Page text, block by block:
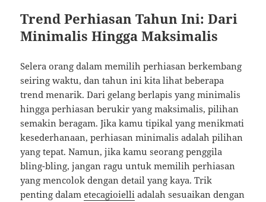
Trend Perhiasan Tahun Ini: Dari
Minimalis Hingga Maksimalis
Selera orang dalam memilih perhiasan berkembang
seiring waktu, dan tahun ini kita lihat beberapa
trend menarik. Dari gelang berlapis yang minimalis
hingga perhiasan berukir yang maksimalis, pilihan
semakin beragam. Jika kamu tipikal yang menikmati
kesederhanaan, perhiasan minimalis adalah pilihan
yang tepat. Namun, jika kamu seorang penggila
bling-bling, jangan ragu untuk memilih perhiasan
yang mencolok dengan detail yang kaya. Trik
penting dalametecagioielli adalah sesuaikan dengan